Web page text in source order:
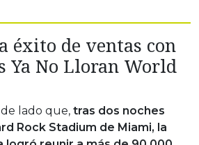
éxito de ventas con
Ya No Lloran World
lado que, tras dos noches
Rock Stadium de Miami, la